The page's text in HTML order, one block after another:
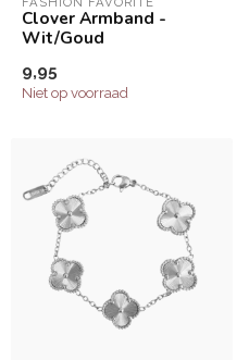
Clover Armband -
Wit/Goud
9,95
Niet op voorraad